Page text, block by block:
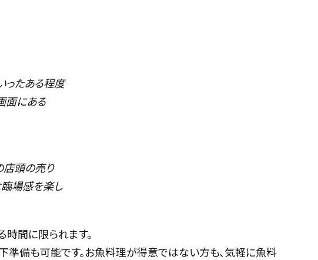
ったある程度
面にある
店頭の売り
場感を楽し
間に限られます。
準備も可能です。お魚料理が得意ではない方も、気軽に魚料